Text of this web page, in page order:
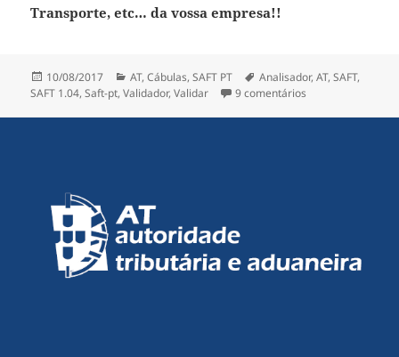
Transporte, etc… da vossa empresa!!
Publicado
a
10/08/2017 Categorias
AT,Cábulas,SAFT PT Etiquetas
Analisador,AT,SAFT,
SAFT 1.04,Saft-pt,Validador,Validar 9 comentários